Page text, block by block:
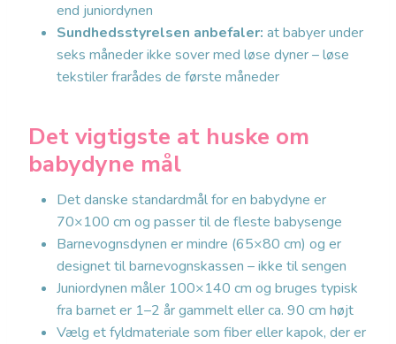
end juniordynen
Sundhedsstyrelsen anbefaler: at babyer under
seks måneder ikke sover med løse dyner – løse
tekstiler frarådes de første måneder
Det vigtigste at huske om
babydyne mål
Det danske standardmål for en babydyne er
70×100 cm og passer til de fleste babysenge
Barnevognsdynen er mindre (65×80 cm) og er
designet til barnevognskassen – ikke til sengen
Juniordynen måler 100×140 cm og bruges typisk
fra barnet er 1–2 år gammelt eller ca. 90 cm højt
Vælg et fyldmateriale som fiber eller kapok, der er